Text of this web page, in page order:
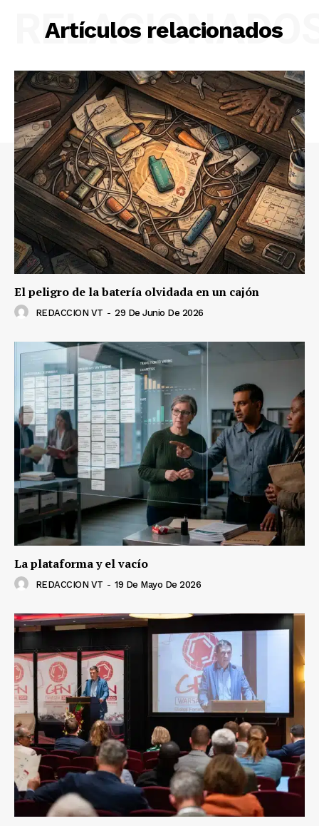
Artículos relacionados
El peligro de la batería olvidada en un cajón
REDACCION VT - 29 De Junio De 2026
La plataforma y el vacío
REDACCION VT - 19 De Mayo De 2026